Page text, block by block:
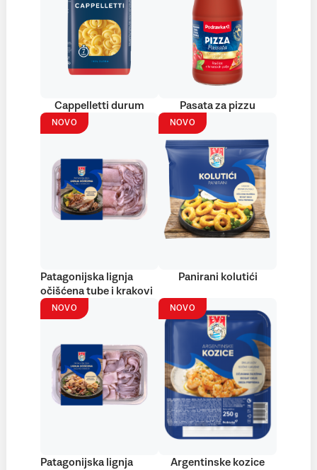
Cappelletti durum Pasata za pizzu
NOVO
Patagonijska lignja
očišćena tube i krakovi
NOVO
Panirani kolutići
NOVO
Patagonijska lignja
NOVO
Argentinske kozice